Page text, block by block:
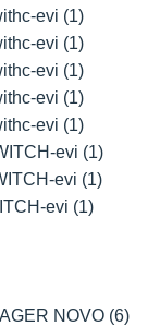
evi (1)
evi (1)
evi (1)
evi (1)
evi (1)
evi (1)
evi (1)
evi (1)
NOVO (6)